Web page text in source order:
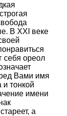
В XXI веке
себя ореол
Вами имя
и тонкой
имени
а